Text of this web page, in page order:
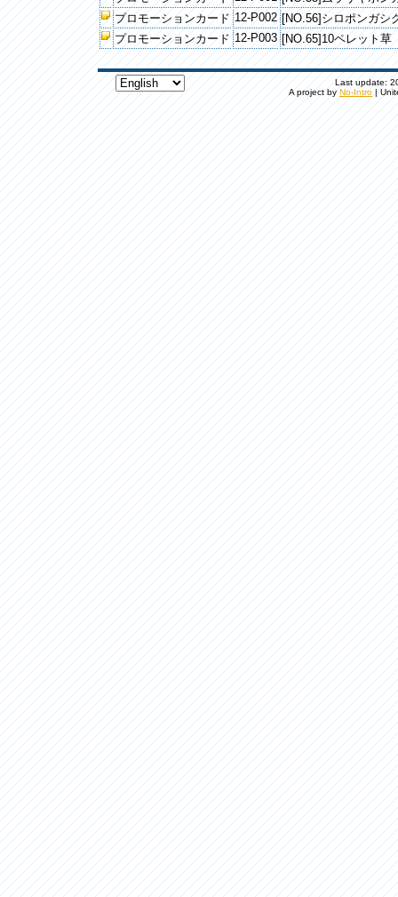
プロモーションカード 12-P002 [NO.56]シロポンガシ
プロモーションカード 12-P003 [NO.65]10ペレット草
Last update:
A project byNo-Intro |